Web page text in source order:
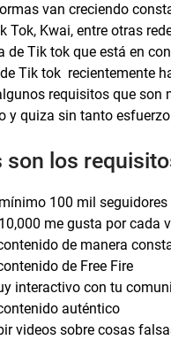
van creciendo
Tok, Kwai, entre otras
de Tik tok que está en
Tik tok recientemente
requisitos que
y quiza sin tanto
son los
100 mil seguidores
me gusta por cada
de manera
de Free Fire
interactivo con tu
auténtico
videos sobre cosas